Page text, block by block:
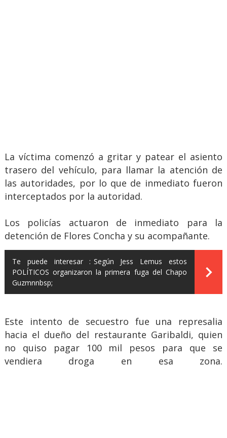
La víctima comenzó a gritar y patear el asiento
trasero del vehículo, para llamar la atención de
las autoridades, por lo que de inmediato fueron
interceptados por la autoridad.
Los policías actuaron de inmediato para la
detención de Flores Concha y su acompañante.
Te puede interesar : Según Jess Lemus estos
POLÍTICOS organizaron la primera fuga del Chapo
Guzmnnbsp;
Este intento de secuestro fue una represalia
hacia el dueño del restaurante Garibaldi, quien
no quiso pagar 100 mil pesos para que se
vendiera droga en esa zona.